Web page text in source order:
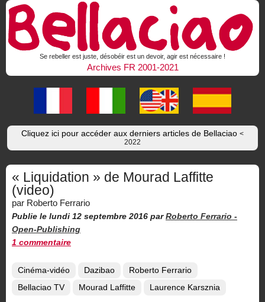
Se rebeller est juste, désobéir est un devoir, agir est nécessaire !
Archives FR 2001-2021
Cliquez ici pour accéder aux derniers articles de Bellaciao <
2022
« Liquidation » de Mourad Laffitte
(video)
par Roberto Ferrario
Publie le lundi 12 septembre 2016 par Roberto Ferrario -
Open-Publishing
1 commentaire
Cinéma-vidéo Dazibao
Roberto Ferrario
Bellaciao TV
Mourad Laffitte Laurence Karsznia